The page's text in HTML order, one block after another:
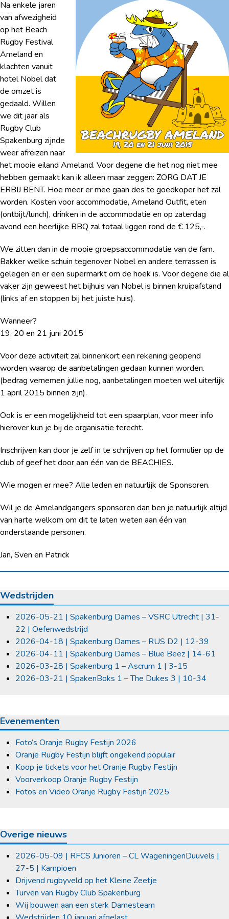
Na enkele jaren
van afwezigheid
op het Beach
Rugby Festival
Ameland en
klachten vanuit
hotel Nobel dat
de omzet is
gedaald. Willen
we dit jaar als
Rugby Club
Spakenburg zijnde
weer afreizen naar
het mooie eiland Ameland. Voor degene die het nog niet mee
hebben gemaakt kan ik alleen maar zeggen: ZORG DAT JE
ERBIJ BENT. Hoe meer er mee gaan des te goedkoper het zal
worden. Kosten voor accommodatie, Ameland Outfit, eten
(ontbijt/lunch), drinken in de accommodatie en op zaterdag
avond een heerlijke BBQ zal totaal liggen rond de € 125,-.
We zitten dan in de mooie groepsaccommodatie van de fam.
Bakker welke schuin tegenover Nobel en andere terrassen is
gelegen en er een supermarkt om de hoek is. Voor degene die al
vaker zijn geweest het bijhuis van Nobel is binnen kruipafstand
(links af en stoppen bij het juiste huis).
Wanneer?
19, 20 en 21 juni 2015
Voor deze activiteit zal binnenkort een rekening geopend
worden waarop de aanbetalingen gedaan kunnen worden.
(bedrag vernemen jullie nog, aanbetalingen moeten wel uiterlijk
1 april 2015 binnen zijn).
Ook is er een mogelijkheid tot een spaarplan, voor meer info
hierover kun je bij de organisatie terecht.
Inschrijven kan door je zelf in te schrijven op het formulier op de
club of geef het door aan één van de BEACHIES.
Wie mogen er mee? Alle leden en natuurlijk de Sponsoren.
Wil je de Amelandgangers sponsoren dan ben je natuurlijk altijd
van harte welkom om dit te laten weten aan één van
onderstaande personen.
Jan, Sven en Patrick
Wedstrijden
2026-05-21 | Spakenburg Dames – VSRC Utrecht | 31-
22 | Oefenwedstrijd
2026-04-18 | Spakenburg Dames – RUS D2 | 12-39
2026-04-11 | Spakenburg Dames – Blue Beez | 14-61
2026-03-28 | Spakenburg 1 – Ascrum 1 | 3-15
2026-03-21 | SpakenBoks 1 – The Dukes 3 | 10-34
Evenementen
Foto’s Oranje Rugby Festijn 2026
Oranje Rugby Festijn blijft ongekend populair
Koop je tickets voor het Oranje Rugby Festijn
Voorverkoop Oranje Rugby Festijn
Fotos en Video Oranje Rugby Festijn 2025
Overige nieuws
2026-05-09 | RFCS Junioren – CL WageningenDuuvels |
27-5 | Kampioen
Drijvend rugbyveld op het Kleine Zeetje
Turven van Rugby Club Spakenburg
Wij bouwen aan een sterk Damesteam